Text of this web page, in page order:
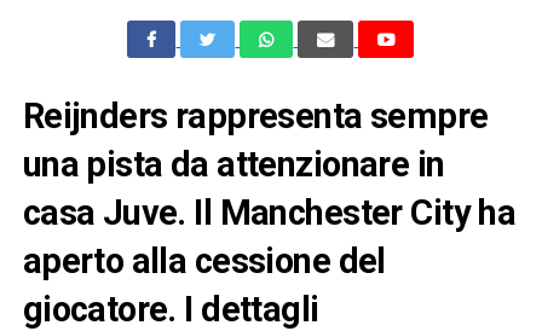
Reijnders rappresenta sempre
una pista da attenzionare in
casa Juve. Il Manchester City ha
aperto alla cessione del
giocatore. I dettagli